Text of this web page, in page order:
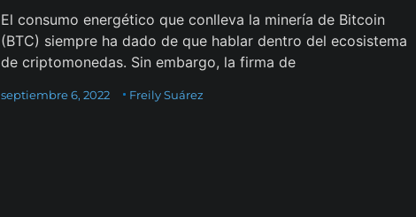
El consumo energético que conlleva la minería de Bitcoin
(BTC) siempre ha dado de que hablar dentro del ecosistema
de criptomonedas. Sin embargo, la firma de
Freily Suárez
septiembre 6, 2022